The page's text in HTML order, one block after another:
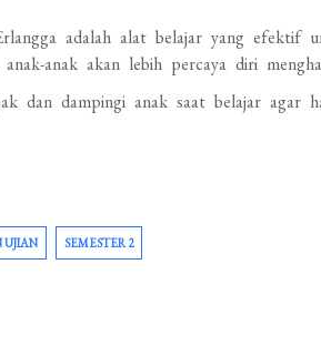
adalah alat belajar yang efektif
anak akan lebih percaya diri
dan dampingi anak saat belajar agar
UJIAN SEMESTER 2